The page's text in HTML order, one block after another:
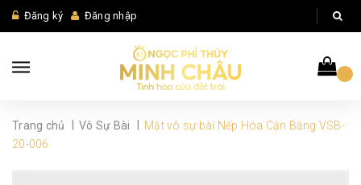
Đăng ký Đăng nhập
Trang chủ Vô Sự Bài
Mặt vô sự bài Nếp Hóa Cận Băng VSB-
20-006